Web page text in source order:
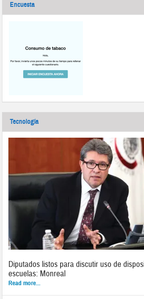
Encuesta
Tecnología
Diputados listos para discutir uso de
escuelas: Monreal
Read more...